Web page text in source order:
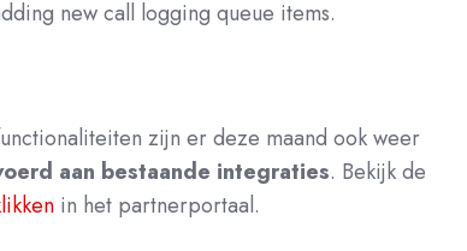
new call logging queue items.
zijn er deze maand ook weer
aan bestaande integraties. Bekijk de
in het partnerportaal.